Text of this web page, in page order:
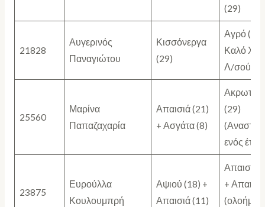
(29)
21828
Αυγερινός
Παναγιώτου
Κισσόνεργα
(29)
Αγρό
Καλό
Λ/σού (5)
25560
Μαρίνα
Παπαζαχαρία
Απαισιά (21)
+ Ασγάτα (8)
Ακρωτήρι
(29)
ενός
23875
Ευρούλλα
Κουλουμπρή
Αψιού (18) +
Απαισιά (11)
Απαισιά
+ Απαισιά